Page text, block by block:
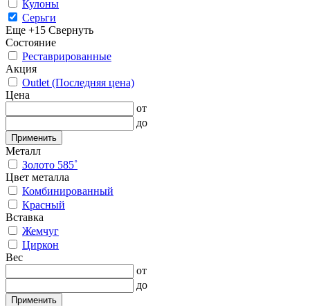
Кулоны
Серьги
Еще +15 Свернуть
Состояние
Реставрированные
Акция
Outlet (Последняя цена)
Цена
от
до
Применить
Металл
Золото 585˚
Цвет металла
Комбинированный
Красный
Вставка
Жемчуг
Циркон
Вес
от
до
Применить